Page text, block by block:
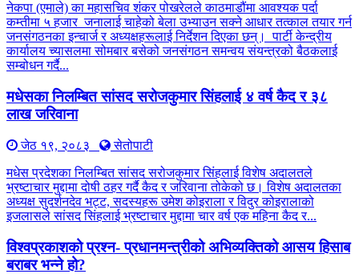
नेकपा (एमाले) का महासचिव शंकर पोखरेलले काठमाडौंमा आवश्यक पर्दा
कम्तीमा ५ हजार जनालाई चाहेको बेला उभ्याउन सक्ने आधार तत्काल तयार गर्न
जनसंगठनका इन्चार्ज र अध्यक्षहरूलाई निर्देशन दिएका छन्। पार्टी केन्द्रीय
कार्यालय च्यासलमा सोमबार बसेको जनसंगठन समन्वय संयन्त्रको बैठकलाई
सम्बोधन गर्दै...
मधेसका निलम्बित सांसद सरोजकुमार सिंहलाई ४ वर्ष कैद र ३८
लाख जरिवाना
जेठ १९, २०८३
सेतोपाटी
मधेस प्रदेशका निलम्बित सांसद सरोजकुमार सिंहलाई विशेष अदालतले
भ्रष्टाचार मुद्दामा दोषी ठहर गर्दै कैद र जरिवाना तोकेको छ। विशेष अदालतका
अध्यक्ष सुदर्शनदेव भट्ट, सदस्यहरू उमेश कोइराला र विदुर कोइरालाको
इजलासले सांसद सिंहलाई भ्रष्टाचार मुद्दामा चार वर्ष एक महिना कैद र...
विश्वप्रकाशको प्रश्न- प्रधानमन्त्रीको अभिव्यक्तिको आसय हिसाब
बराबर भन्ने हो?